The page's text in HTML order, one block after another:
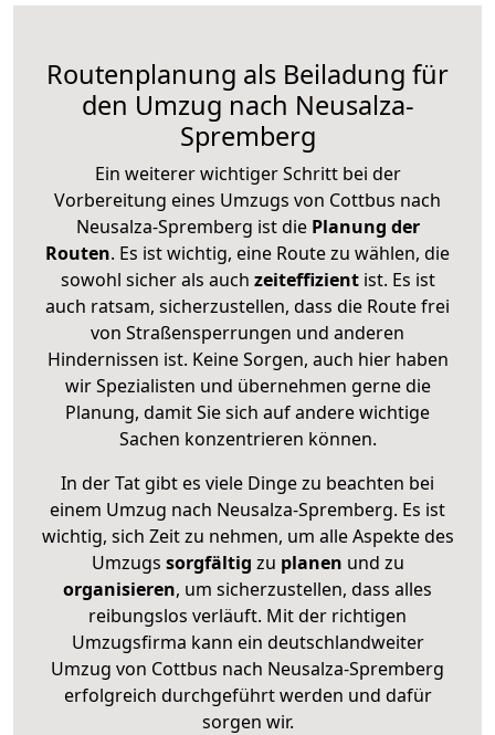
Routenplanung als Beiladung für
den Umzug nach Neusalza-
Spremberg
Ein weiterer wichtiger Schritt bei der
Vorbereitung eines Umzugs von Cottbus nach
Neusalza-Spremberg ist diePlanung der
Routen. Es ist wichtig, eine Route zu wählen, die
sowohl sicher als auch zeiteffizientist. Es ist
auch ratsam, sicherzustellen, dass die Route frei
von Straßensperrungen und anderen
Hindernissen ist. Keine Sorgen, auch hier haben
wir Spezialisten und übernehmen gerne die
Planung, damit Sie sich auf andere wichtige
Sachen konzentrieren können.
In der Tat gibt es viele Dinge zu beachten bei
einem Umzug nach Neusalza-Spremberg. Es ist
wichtig, sich Zeit zu nehmen, um alle Aspekte des
Umzugs sorgfältig zu planen und zu
organisieren, um sicherzustellen, dass alles
reibungslos verläuft. Mit der richtigen
Umzugsfirma kann ein deutschlandweiter
Umzug von Cottbus nach Neusalza-Spremberg
erfolgreich durchgeführt werden und dafür
sorgen wir.